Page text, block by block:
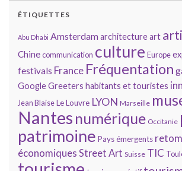
ÉTIQUETTES
Abu Dhabi Amsterdamarchitectureart
Chinecommunication culture Europe
festivals France Fréquentation
GoogleGreeters habitants et touristes
Jean BlaiseLe Louvre LYON Marseille
Nantes numérique Occitanie
patrimoine Pays émergents
économiques Street Art Suisse TIC